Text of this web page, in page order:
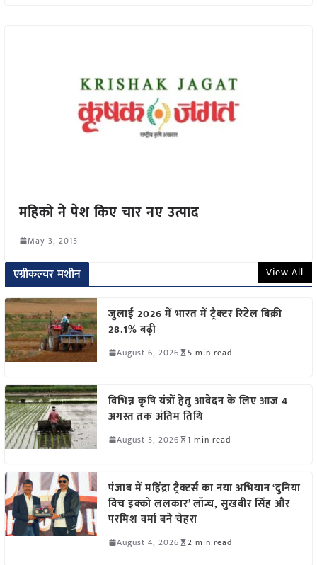
महिको ने पेश किए चार नए उत्पाद
May 3, 2015
एग्रीकल्चर मशीन View All
जुलाई 2026 में भारत में ट्रैक्टर रिटेल बिक्री
28.1% बढ़ी
August 6, 2026 5 min read
विभिन्न कृषि यंत्रों हेतु आवेदन के लिए आज 4
अगस्त तक अंतिम तिथि
August 5, 2026 1 min read
पंजाब में महिंद्रा ट्रैक्टर्स का नया अभियान ‘दुनिया
विच इक्को ललकार’ लॉन्च, सुखबीर सिंह और
परमिश वर्मा बने चेहरा
August 4, 2026 2 min read